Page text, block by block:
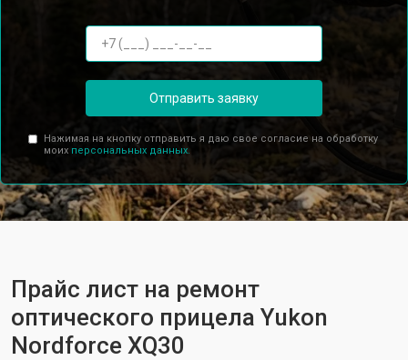
Отправить заявку
Нажимая на кнопку отправить я даю свое согласие на обработку
моих персональных данных.
Прайс лист на ремонт
оптического прицела Yukon
Nordforce XQ30